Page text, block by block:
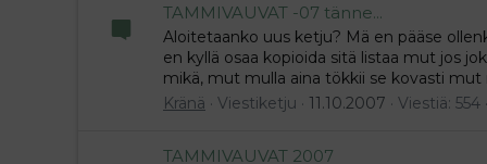
TAMMIVAUVAT -07 tänne...
Aloitetaanko uus ketju? Mä en pääse
en kyllä osaa kopioida sitä listaa mut jos
mikä, mut mulla aina tökkii se kovasti
Kränä
Viestiketju 11.10.2007 Viestiä: 554
TAMMIVAUVAT 2007